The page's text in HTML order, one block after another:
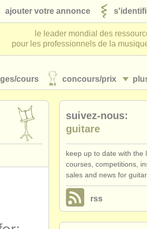
ajouter votre annonce
le leader mondial des
pour les professionnels de la
cours concours/prix
suivez-nous:
guitare
keep up to date with the
courses, competitions,
sales and news for
rss